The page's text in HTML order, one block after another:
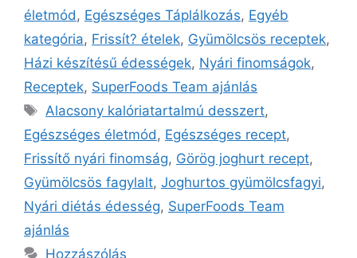
életmód , Egészséges Táplálkozás, Egyéb
kategória, Frissít? ételek, Gyümölcsös receptek,
Házi készítésű édességek, Nyári finomságok,
Receptek, SuperFoods Team ajánlás
Alacsony kalóriatartalmú desszert,
Egészséges életmód , Egészséges recept,
Frissítő nyári finomság, Görög joghurt recept,
Gyümölcsös fagylalt, Joghurtos gyümölcsfagyi,
Nyári diétás édesség, SuperFoods Team
ajánlás
Hozzászólás